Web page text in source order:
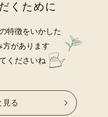
くために
特徴をいかした
方があります
くださいね
見る